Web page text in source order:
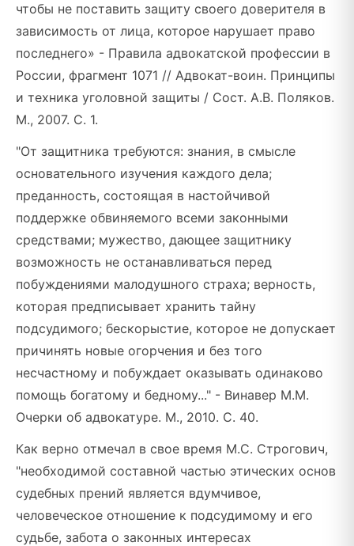
чтобы не поставить защиту своего доверителя в
зависимость от лица, которое нарушает право
последнего» - Правила адвокатской профессии в
России, фрагмент 1071 // Адвокат-воин. Принципы
и техника уголовной защиты / Сост. А.В. Поляков.
М., 2007. С. 1.
"От защитника требуются: знания, в смысле
основательного изучения каждого дела;
преданность, состоящая в настойчивой
поддержке обвиняемого всеми законными
средствами; мужество, дающее защитнику
возможность не останавливаться перед
побуждениями малодушного страха; верность,
которая предписывает хранить тайну
подсудимого; бескорыстие, которое не допускает
причинять новые огорчения и без того
несчастному и побуждает оказывать одинаково
помощь богатому и бедному..." - Винавер М.М.
Очерки об адвокатуре. М., 2010. С. 40.
Как верно отмечал в свое время М.С. Строгович,
"необходимой составной частью этических основ
судебных прений является вдумчивое,
человеческое отношение к подсудимому и его
судьбе, забота о законных интересах